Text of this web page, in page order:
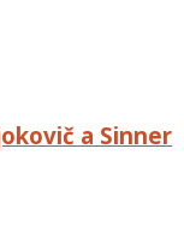
a Sinner